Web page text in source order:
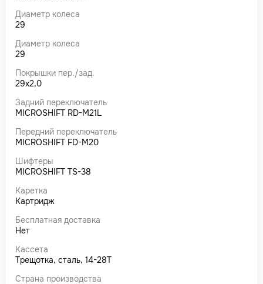
Диаметр колеса
29
Диаметр колеса
29
Покрышки пер./зад.
29x2,0
Задний переключатель
MICROSHIFT RD-M21L
Передний переключатель
MICROSHIFT FD-M20
Шифтеры
MICROSHIFT TS-38
Каретка
Картридж
Бесплатная доставка
Нет
Кассета
Трещотка, сталь, 14-28Т
Страна производства